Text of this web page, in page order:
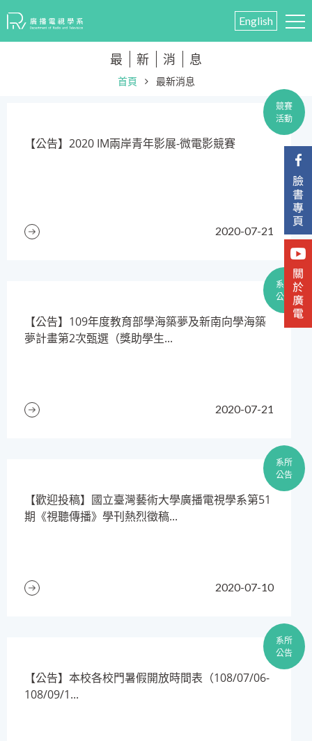
English
最 新 消 息
首頁 最新消息
競賽
活動
2020-07-21
​【公告】2020 IM兩岸青年影展-微電影競賽
系所
公告
2020-07-21
【公告】109年度教育部學海築夢及新南向學海築
夢計畫第2次甄選（獎助學生...
系所
公告
2020-07-10
【歡迎投稿】國立臺灣藝術大學廣播電視學系第51
期《視聽傳播》學刊熱烈徵稿...
系所
公告
​【公告】本校各校門暑假開放時間表（108/07/06-
108/09/1...